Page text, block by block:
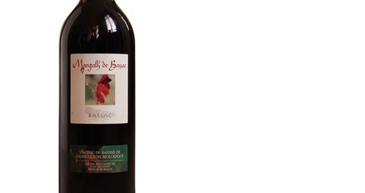
Contact
English